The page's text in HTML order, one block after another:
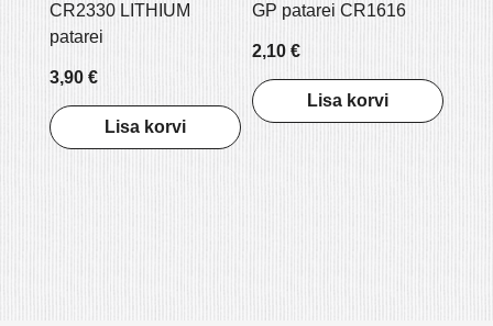
CR2330 LITHIUM
patarei
3,90 €
Lisa korvi
GP patarei CR1616
2,10 €
Lisa korvi